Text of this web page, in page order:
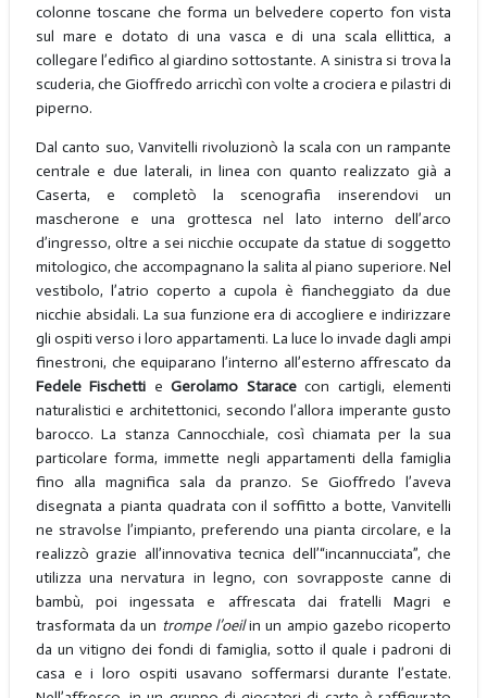
colonne toscane che forma un belvedere coperto fon vista
sul mare e dotato di una vasca e di una scala ellittica, a
collegare l’edifico al giardino sottostante. A sinistra si trova la
scuderia, che Gioffredo arricchì con volte a crociera e pilastri di
piperno.
Dal canto suo, Vanvitelli rivoluzionò la scala con un rampante
centrale e due laterali, in linea con quanto realizzato già a
Caserta, e completò la scenografia inserendovi un
mascherone e una grottesca nel lato interno dell’arco
d’ingresso, oltre a sei nicchie occupate da statue di soggetto
mitologico, che accompagnano la salita al piano superiore. Nel
vestibolo, l’atrio coperto a cupola è fiancheggiato da due
nicchie absidali. La sua funzione era di accogliere e indirizzare
gli ospiti verso i loro appartamenti. La luce lo invade dagli ampi
finestroni, che equiparano l’interno all’esterno affrescato da
Fedele Fischetti eGerolamo Staracecon cartigli, elementi
naturalistici e architettonici, secondo l’allora imperante gusto
barocco. La stanza Cannocchiale, così chiamata per la sua
particolare forma, immette negli appartamenti della famiglia
fino alla magnifica sala da pranzo. Se Gioffredo l’aveva
disegnata a pianta quadrata con il soffitto a botte, Vanvitelli
ne stravolse l’impianto, preferendo una pianta circolare, e la
realizzò grazie all’innovativa tecnica dell’“incannucciata”, che
utilizza una nervatura in legno, con sovrapposte canne di
bambù, poi ingessata e affrescata dai fratelli Magri e
trasformata da un trompe l’oeilin un ampio gazebo ricoperto
da un vitigno dei fondi di famiglia, sotto il quale i padroni di
casa e i loro ospiti usavano soffermarsi durante l’estate.